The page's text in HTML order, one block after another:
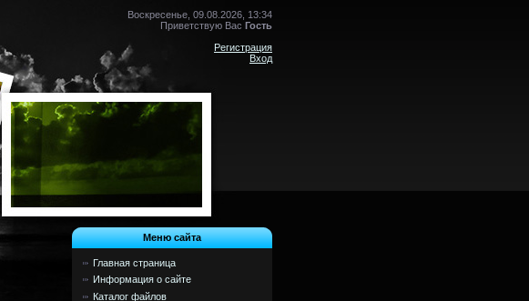
Воскресенье, 09.08.2026, 13:34
Приветствую Вас Гость
Регистрация
Вход
Меню сайта
Главная страница
Информация о сайте
Каталог файлов